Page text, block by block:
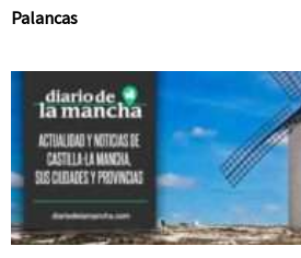
Palancas